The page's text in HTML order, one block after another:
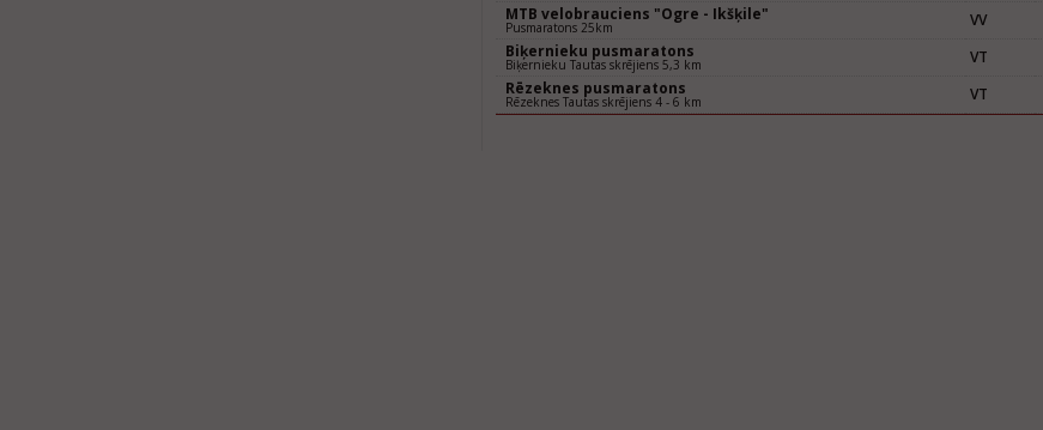
MTB velobrauciens "Ogre - Ikšķile"
Pusmaratons 25km VV
Biķernieku pusmaratons
Biķernieku Tautas skrējiens 5,3 km VT
Rēzeknes pusmaratons
Rēzeknes Tautas skrējiens 4 - 6 km VT